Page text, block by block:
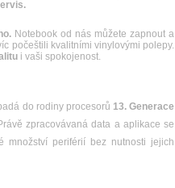
Notebook od nás můžete zapnout a
počeštili kvalitními vinylovými polepy.
i vaši spokojenost.
do rodiny procesorů 13. Generace
zpracovávaná data a aplikace se
množství periférií bez nutnosti jejich